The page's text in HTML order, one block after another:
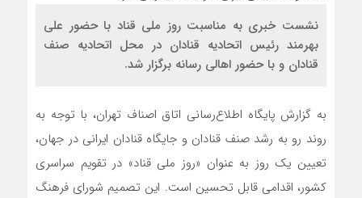
نشست خبری به مناسبت روز ملی قناد با حضور علی
بهرمند رئیس اتحادیه قنادان در محل اتحادیه صنف
قنادان و با حضور اهالی رسانه برگزار شد.
به گزارش پایگاه اطلاع‌رسانی اتاق اصناف تهران، با توجه به
روند رو به رشد صنف قنادان و جایگاه قنادان ایرانی در جهان،
تعیین یک روز به عنوان «روز ملی قناد» در تقویم سراسری
کشور، اقدامی قابل تحسین است. این تصمیم شورای فرهنگ